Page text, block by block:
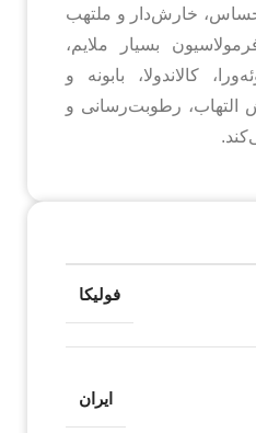
خارش‌دار و ملتهب
بسیار ملایم،
کالاندولا، بابونه و
التهاب، رطوبت‌رسانی و
فولیکا
ایران